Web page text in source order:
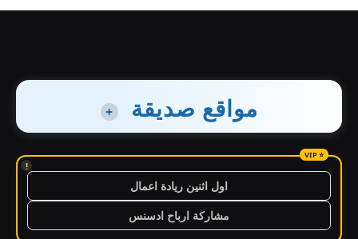
مواقع صديقة +
!
اول اثنين ريادة اعمال
مشاركة ارباح ادسنس